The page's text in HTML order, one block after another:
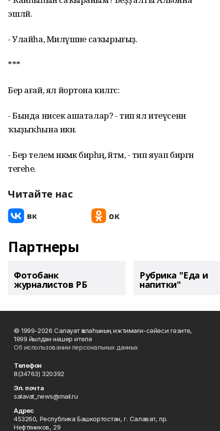
эшләй.
- Улайһа, Миләүшәне саҡырығыҙ.
***
Бер ағай, ял йортона килгәс:
- Бында нисек ашаталар? - тип ял итеүсенән
ҡыҙыҡһына икән.
- Бер телем икәмәк бирһәң, әйтәм, - тип яуап биргән
тегеһе.
Читайте нас
Партнеры
Фотобанк
журналистов РБ
Рубрика "Еда и
напитки"
© 1999-2026 Салауат ҡалаһының ижтимағи-сәйәси гәзите,
1999 йылдан нәшер ителә
Об использовании персональных данных
Телефон
8(34763) 320392
Эл. почта
salavat_news@mail.ru
Адрес
453260, Республика Башкортостан, г. Салават, пр.
Нефтяников, 29